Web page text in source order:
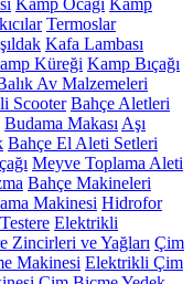
Kamp Ocağı Kamp
Termoslar
Kafa Lambası
Küreği Kamp Bıçağı
Av Malzemeleri
Scooter Bahçe Aletleri
Budama Makası Aşı
Bahçe El Aleti Setleri
Meyve Toplama Aleti
Bahçe Makineleri
Makinesi Hidrofor
Elektrikli
Zincirleri ve Yağları Çim
Makinesi Elektrikli Çim